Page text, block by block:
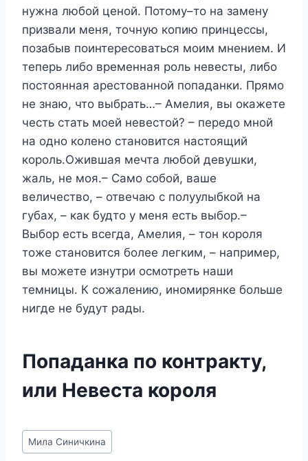
нужна любой ценой. Потому–то на замену
призвали меня, точную копию принцессы,
позабыв поинтересоваться моим мнением. И
теперь либо временная роль невесты, либо
постоянная арестованной попаданки. Прямо
не знаю, что выбрать…– Амелия, вы окажете
честь стать моей невестой? – передо мной
на одно колено становится настоящий
король.Ожившая мечта любой девушки,
жаль, не моя.– Само собой, ваше
величество, – отвечаю с полуулыбкой на
губах, – как будто у меня есть выбор.–
Выбор есть всегда, Амелия, – тон короля
тоже становится более легким, – например,
вы можете изнутри осмотреть наши
темницы. К сожалению, иномирянке больше
нигде не будут рады.
Попаданка по контракту,
или Невеста короля
Метки
записи:
Мила Синичкина